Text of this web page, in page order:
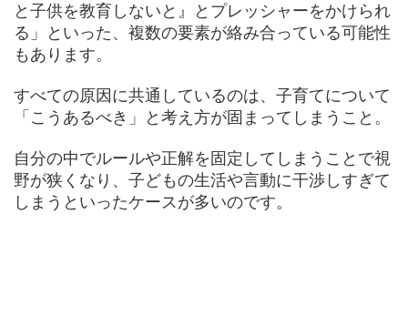
と子供を教育しないと』とプレッシャーをかけられ
る」といった、複数の要素が絡み合っている可能性
もあります。
すべての原因に共通しているのは、子育てについて
「こうあるべき」と考え方が固まってしまうこと。
自分の中でルールや正解を固定してしまうことで視
野が狭くなり、子どもの生活や言動に干渉しすぎて
しまうといったケースが多いのです。